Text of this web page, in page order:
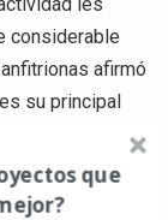
considerable
afirmó
su principal
su negocio.
como un
que